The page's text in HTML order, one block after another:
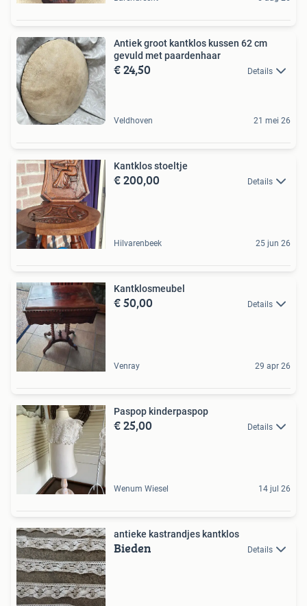
Antiek groot kantklos kussen 62 cm
gevuld met paardenhaar
€ 24,50 Details
Veldhoven 21 mei 26
Kantklos stoeltje
€ 200,00 Details
Hilvarenbeek 25 jun 26
Kantklosmeubel
€ 50,00 Details
Venray 29 apr 26
Paspop kinderpaspop
€ 25,00 Details
Wenum Wiesel 14 jul 26
antieke kastrandjes kantklos
Bieden Details